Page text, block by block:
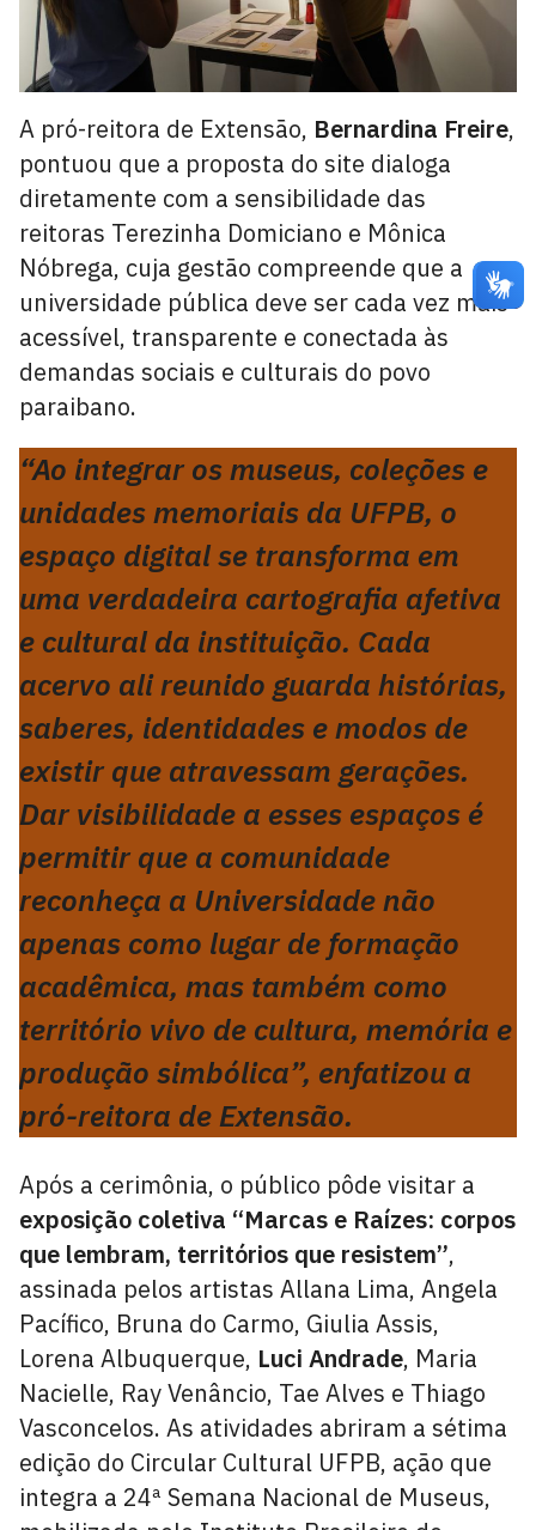
A pró-reitora de Extensão, Bernardina Freire,
pontuou que a proposta do site dialoga
diretamente com a sensibilidade das
reitoras Terezinha Domiciano e Mônica
Nóbrega, cuja gestão compreende que a
universidade pública deve ser cada vez mais
acessível, transparente e conectada às
demandas sociais e culturais do povo
paraibano.
“Ao integrar os museus, coleções e
unidades memoriais da UFPB, o
espaço digital se transforma em
uma verdadeira cartografia afetiva
e cultural da instituição. Cada
acervo ali reunido guarda histórias,
saberes, identidades e modos de
existir que atravessam gerações.
Dar visibilidade a esses espaços é
permitir que a comunidade
reconheça a Universidade não
apenas como lugar de formação
acadêmica, mas também como
território vivo de cultura, memória e
produção simbólica”, enfatizou a
pró-reitora de Extensão.
Após a cerimônia, o público pôde visitar a
exposição coletiva “Marcas e Raízes: corpos
que lembram, territórios que resistem”,
assinada pelos artistas Allana Lima, Angela
Pacífico, Bruna do Carmo, Giulia Assis,
Lorena Albuquerque, Luci Andrade, Maria
Nacielle, Ray Venâncio, Tae Alves e Thiago
Vasconcelos. As atividades abriram a sétima
edição do Circular Cultural UFPB, ação que
integra a 24ª Semana Nacional de Museus,